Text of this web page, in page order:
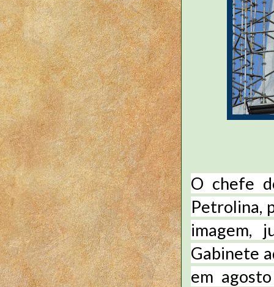
O chefe
Petrolina,
imagem,
Gabinete
em